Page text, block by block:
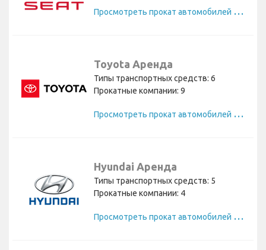
П
росмотреть прокат автомобилей Seat
Toyota Аренда
Типы транспортных средств: 6
Прокатные компании: 9
П
росмотреть прокат автомобилей Toyota
Hyundai Аренда
Типы транспортных средств: 5
Прокатные компании: 4
П
росмотреть прокат автомобилей Hyundai